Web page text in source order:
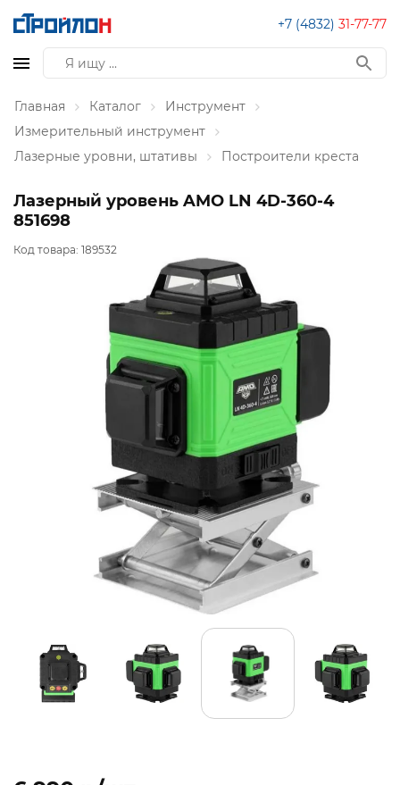
+7 (4832) 31-77-77
Главная Каталог
Инструмент
Измерительный инструмент
Лазерные уровни, штативы
Построители креста
Лазерный уровень AMO LN 4D-360-4
851698
Код товара: 189532